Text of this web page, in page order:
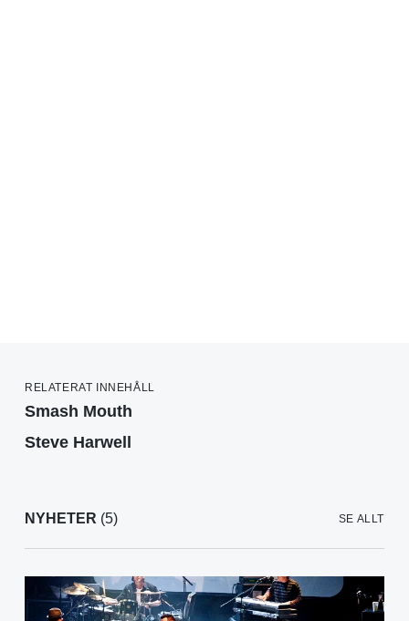
RELATERAT INNEHÅLL
Smash Mouth
Steve Harwell
NYHETER (5) SE ALLT